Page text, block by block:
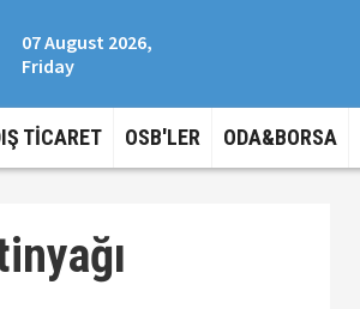
07 August 2026,
Friday
TİCARET OSB'LER ODA&BORSA